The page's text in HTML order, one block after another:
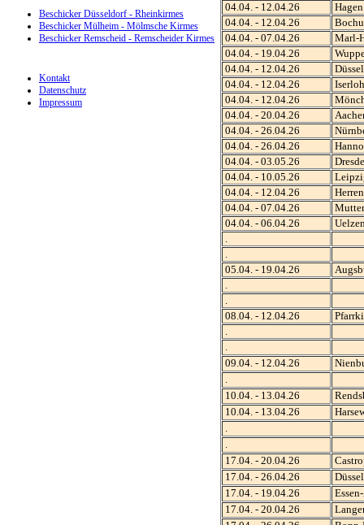
04.04. - 12.04.26
Hagen
04.04. - 12.04.26
04.04. - 07.04.26
Marl-
04.04. - 19.04.26
04.04. - 12.04.26
04.04. - 12.04.26
04.04. - 12.04.26
04.04. - 20.04.26
04.04. - 26.04.26
04.04. - 26.04.26
04.04. - 03.05.26
04.04. - 10.05.26
04.04. - 12.04.26
04.04. - 07.04.26
04.04. - 06.04.26
.
.
05.04. - 19.04.26
.
.
08.04. - 12.04.26
.
.
09.04. - 12.04.26
.
10.04. - 13.04.26
10.04. - 13.04.26
.
.
17.04. - 20.04.26
17.04. - 26.04.26
17.04. - 19.04.26
17.04. - 20.04.26
Beschicker Düsseldorf - Rheinkirmes
Beschicker Mülheim - Mölmsche Kirmes
Beschicker Remscheid - Remscheider Kirmes
Kontakt
Datenschutz
Impressum